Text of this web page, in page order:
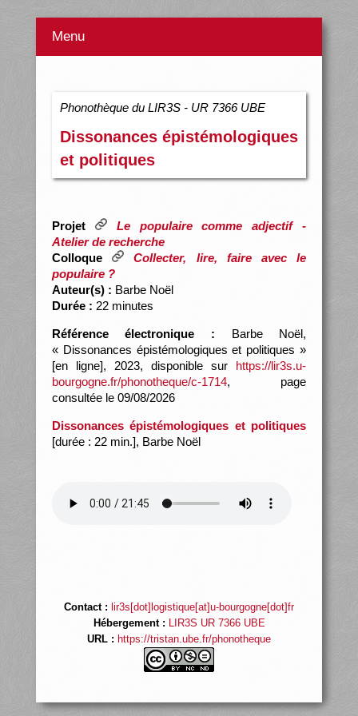
Menu
Phonothèque du LIR3S - UR 7366 UBE
Dissonances épistémologiques
et politiques
Projet
Le populaire comme adjectif -
Atelier de recherche
Colloque
Collecter, lire, faire avec le
populaire ?
Auteur(s) : Barbe Noël
Durée : 22 minutes
Référence électronique : Barbe Noël,
« Dissonances épistémologiques et politiques »
[en ligne], 2023, disponible sur https://lir3s.u-
bourgogne.fr/phonotheque/c-1714, page
consultée le 09/08/2026
Dissonances épistémologiques et politiques
[durée : 22 min.], Barbe Noël
Contact : lir3s[dot]logistique[at]u-bourgogne[dot]fr
Hébergement : LIR3S UR 7366 UBE
URL : https://tristan.ube.fr/phonotheque